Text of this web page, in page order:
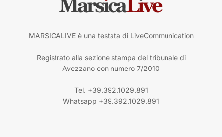
MARSICALIVE è una testata di LiveCommunication
Registrato alla sezione stampa del tribunale di
Avezzano con numero 7/2010
Tel. +39.392.1029.891
Whatsapp +39.392.1029.891